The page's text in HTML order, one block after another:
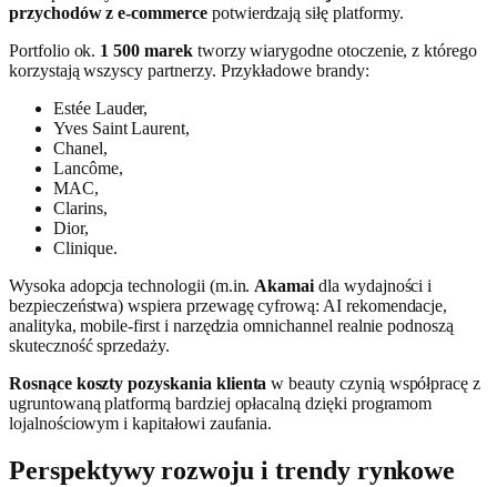
przychodów z e-commercepotwierdzają siłę platformy.
Portfolio ok. 1 500 marektworzy wiarygodne otoczenie, z którego
korzystają wszyscy partnerzy. Przykładowe brandy:
Estée Lauder,
Yves Saint Laurent,
Chanel,
Lancôme,
MAC,
Clarins,
Dior,
Clinique.
Wysoka adopcja technologii (m.in. Akamai dla wydajności i
bezpieczeństwa) wspiera przewagę cyfrową: AI rekomendacje,
analityka, mobile-first i narzędzia omnichannel realnie podnoszą
skuteczność sprzedaży.
Rosnące koszty pozyskania klienta w beauty czynią współpracę z
ugruntowaną platformą bardziej opłacalną dzięki programom
lojalnościowym i kapitałowi zaufania.
Perspektywy rozwoju i trendy rynkowe